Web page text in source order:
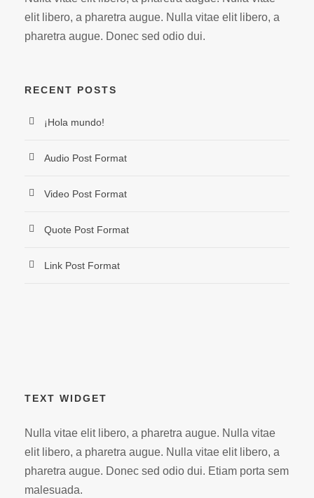
elit libero, a pharetra augue. Nulla vitae elit libero, a
pharetra augue. Donec sed odio dui.
RECENT POSTS
¡Hola mundo!
Audio Post Format
Video Post Format
Quote Post Format
Link Post Format
TEXT WIDGET
Nulla vitae elit libero, a pharetra augue. Nulla vitae
elit libero, a pharetra augue. Nulla vitae elit libero, a
pharetra augue. Donec sed odio dui. Etiam porta sem
malesuada.